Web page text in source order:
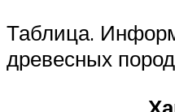
Таблица.
древесных